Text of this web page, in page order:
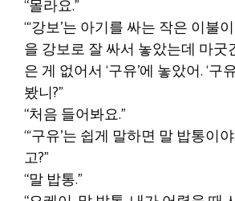
“몰라요.”
“‘강보’는 아기를 싸는 작은 이불
을 강보로 잘 싸서 놓았는데 마
은 게 없어서 ‘구유’에 놓았어. ‘구
봤니?”
“처음 들어봐요.”
“‘구유’는 쉽게 말하면 말 밥통이
고?”
“말 밥통.”